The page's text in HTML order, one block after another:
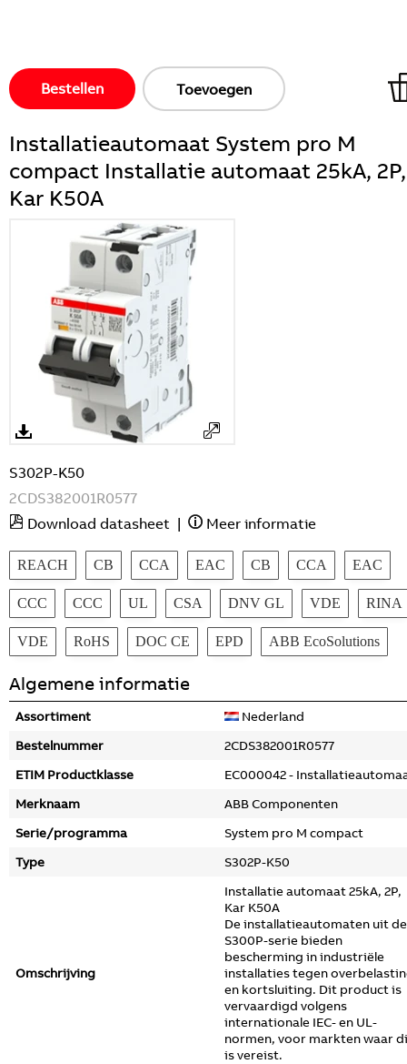
Bestellen Toevoegen
Installatieautomaat System pro M
compact Installatie automaat 25kA, 2P,
Kar K50A
S302P-K50
2CDS382001R0577
Download datasheet | Meer informatie
REACH CB CCA EAC CB CCA EAC
CCC CCC UL CSA DNV GL VDE RINA
VDE RoHS DOC CE EPD ABB EcoSolutions
Algemene informatie
Assortiment
Nederland
Bestelnummer
2CDS382001R0577
ETIM Productklasse
EC000042 -
Merknaam
ABB Componenten
Serie/programma
System pro M compact
Type
S302P-K50
Omschrijving
Installatie automaat 25kA, 2P,
Kar K50A
De installatieautomaten uit de
S300P-serie bieden
bescherming in industriële
installaties tegen
en kortsluiting. Dit product is
vervaardigd volgens
internationale IEC- en UL-
normen, voor markten waar
is vereist.